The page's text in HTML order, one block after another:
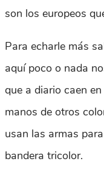
son los europeos
Para echarle más
aquí poco o nada
que a diario caen
manos de otros
usan las armas
bandera tricolor.